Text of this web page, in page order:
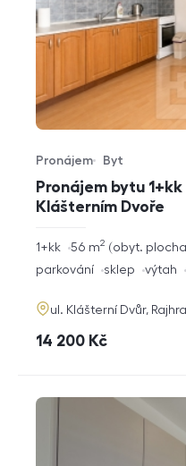
Pronájem bytu
Klášterním Dvoře
Typ nabídky
Pronájem
Typ nemovitosti
Byt
rozměry
dispozice
1+kk obyt. plocha
56 m2
funkce
parkování sklep výtah
adresa
ul. Klášterní Dvůr,
cena
14 200 Kč